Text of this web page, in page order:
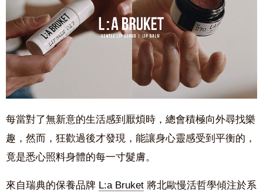
每當對了無新意的生活感到厭煩時，總會積極向外尋找樂
趣，然而，狂歡過後才發現，能讓身心靈感受到平衡的，
竟是悉心照料身體的每一寸髮膚。
來自瑞典的保養品牌 L:a Bruket 將北歐慢活哲學傾注於系